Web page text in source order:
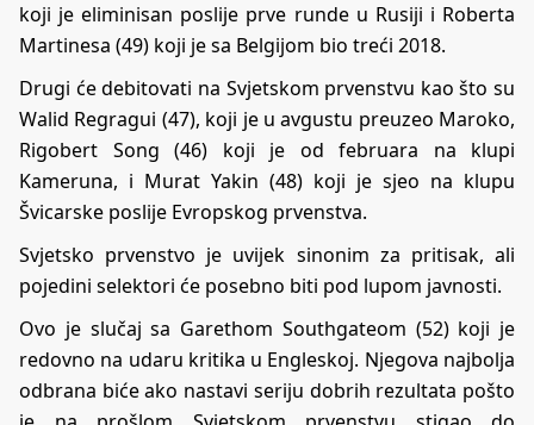
koji je eliminisan poslije prve runde u Rusiji i Roberta
Martinesa (49) koji je sa Belgijom bio treći 2018.
Drugi će debitovati na Svjetskom prvenstvu kao što su
Walid Regragui (47), koji je u avgustu preuzeo Maroko,
Rigobert Song (46) koji je od februara na klupi
Kameruna, i Murat Yakin (48) koji je sjeo na klupu
Švicarske poslije Evropskog prvenstva.
Svjetsko prvenstvo je uvijek sinonim za pritisak, ali
pojedini selektori će posebno biti pod lupom javnosti.
Ovo je slučaj sa Garethom Southgateom (52) koji je
redovno na udaru kritika u Engleskoj. Njegova najbolja
odbrana biće ako nastavi seriju dobrih rezultata pošto